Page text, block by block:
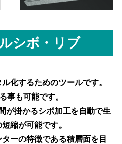
シボ・リブ
化するためのツールです。
事も可能です。
が掛かるシボ加工を自動で生
縮が可能です。
ーの特徴である積層面を目